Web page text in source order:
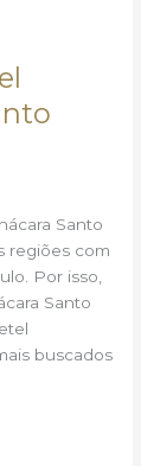
Santo
regiões com
Por isso,
Santo
buscados